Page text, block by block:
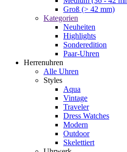
Groß (> 42 mm)
Kategorien
Neuheiten
Highlights
Sonderedition
Paar-Uhren
Herrenuhren
Alle Uhren
Styles
Aqua
Vintage
Traveler
Dress Watches
Modern
Outdoor
Skelettiert